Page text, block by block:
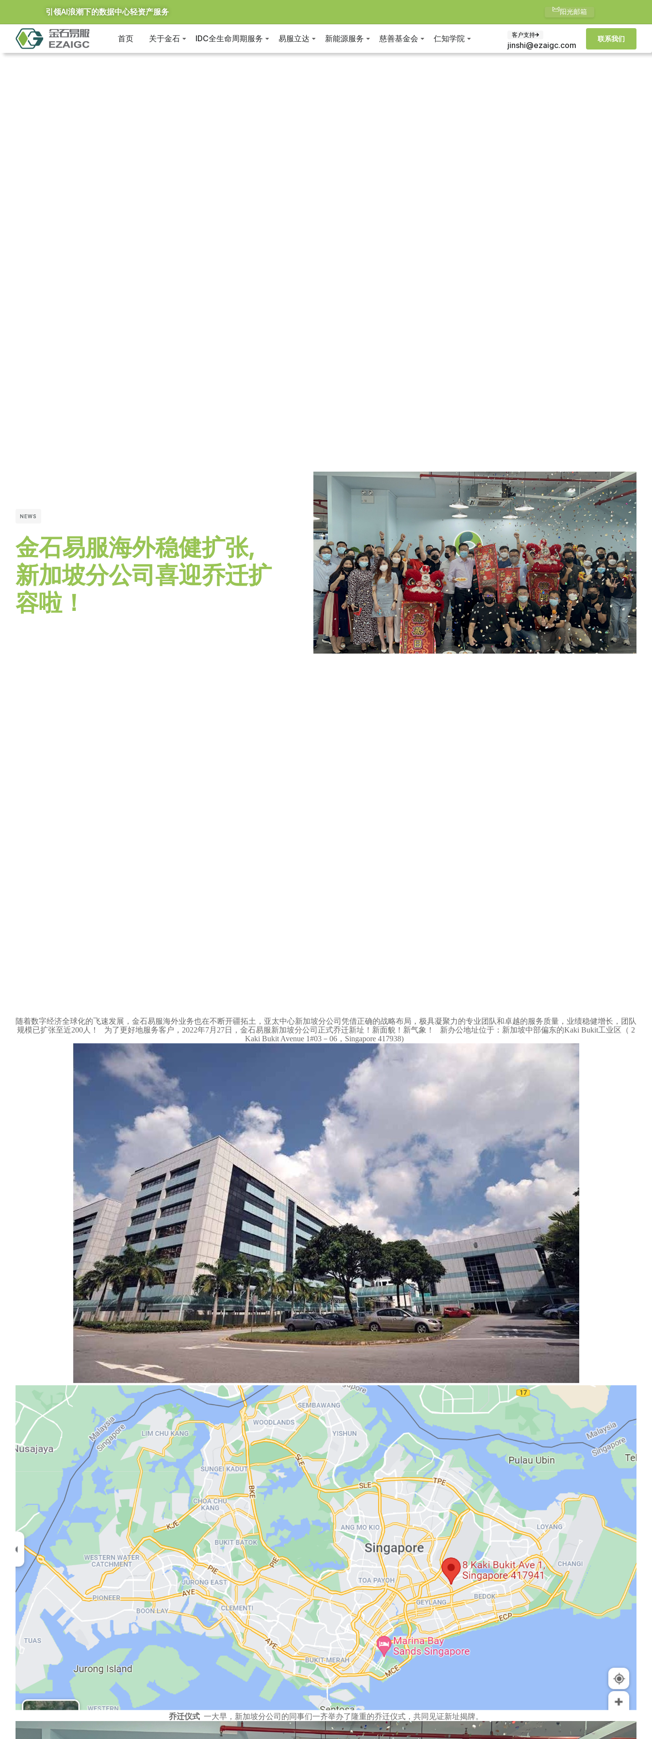
引领AI浪潮下的数据中心轻资产服务 阳光邮箱
首页 关于金石 IDC全生命周期服务 易服立达 新能源服务 慈善基金会 仁知学院 客户支持
jinshi@ezaigc.com
联系我们
NEWS
金石易服海外稳健扩张,
新加坡分公司喜迎乔迁扩
容啦！
随着数字经济全球化的飞速发展，金石易服海外业务也在不断开疆拓土，亚太中心新加坡分公司凭借正确的战略布局，极具凝聚力的专业团队和卓越的服务质量，业绩稳健增长，团队
规模已扩张至近200人！ 为了更好地服务客户，2022年7月27日，金石易服新加坡分公司正式乔迁新址！新面貌！新气象！ 新办公地址位于：新加坡中部偏东的Kaki Bukit工业区（ 2
Kaki Bukit Avenue 1#03－06，Singapore 417938)
乔迁仪式 一大早，新加坡分公司的同事们一齐举办了隆重的乔迁仪式，共同见证新址揭牌。